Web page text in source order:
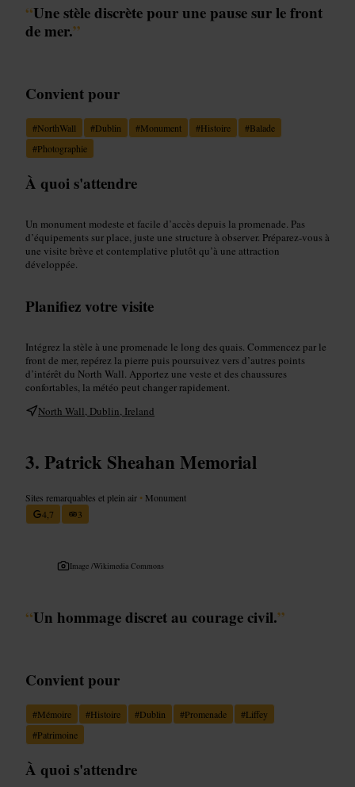
“Une stèle discrète pour une pause sur le front
de mer.”
Convient pour
#NorthWall #Dublin #Monument #Histoire #Balade
#Photographie
À quoi s'attendre
Un monument modeste et facile d’accès depuis la promenade. Pas
d’équipements sur place, juste une structure à observer. Préparez-vous à
une visite brève et contemplative plutôt qu’à une attraction
développée.
Planifiez votre visite
Intégrez la stèle à une promenade le long des quais. Commencez par le
front de mer, repérez la pierre puis poursuivez vers d’autres points
d’intérêt du North Wall. Apportez une veste et des chaussures
confortables, la météo peut changer rapidement.
North Wall, Dublin, Ireland
Patrick Sheahan Memorial
Sites remarquables et plein air • Monument
4,7
3
Image /Wikimedia Commons
“Un hommage discret au courage civil.”
Convient pour
#Mémoire #Histoire #Dublin #Promenade #Liffey
#Patrimoine
À quoi s'attendre